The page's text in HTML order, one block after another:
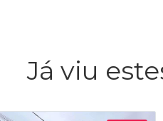
Já viu